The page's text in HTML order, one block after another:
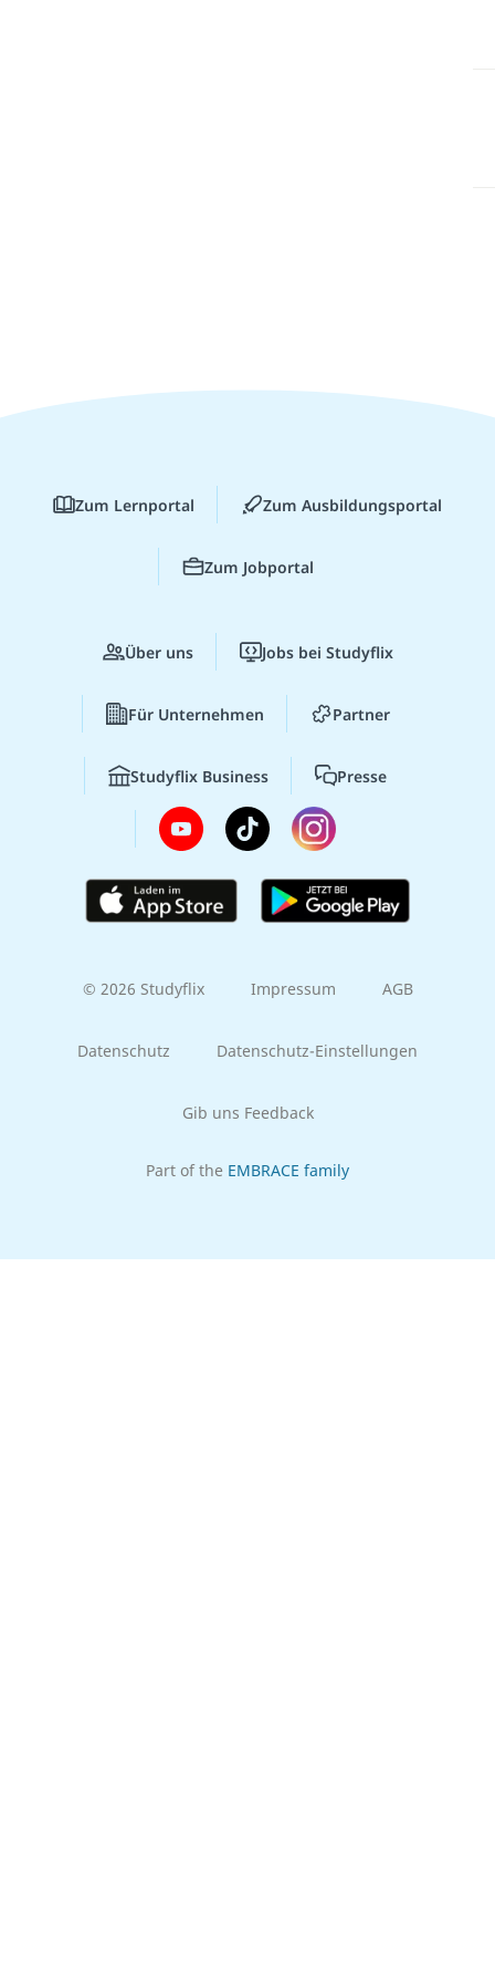
Zum Lernportal Zum Ausbildungsportal
Zum Jobportal
Über uns Jobs bei Studyflix
Für Unternehmen Partner
Studyflix Business Presse
© 2026 Studyflix Impressum AGB
Datenschutz Datenschutz-Einstellungen
Gib uns Feedback
Part of the EMBRACE family